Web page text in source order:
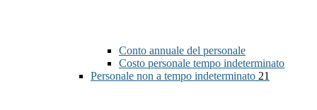
Conto annuale del personale
Costo personale tempo indeterminato
Personale non a tempo indeterminato 21